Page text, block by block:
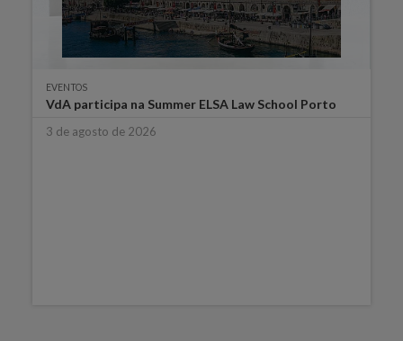
EVENTOS
VdA participa na Summer ELSA Law School Porto
3 de agosto de 2026